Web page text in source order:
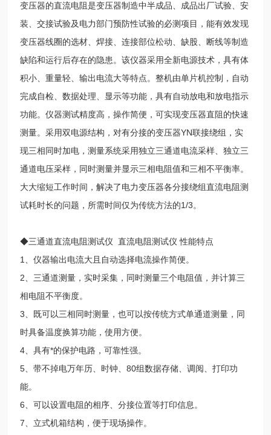
变压器的直流电阻是变压器制造中半成品、成品出厂试验、安
装、交接试验及电力部门预防性试验的必测项目，能有效发现
变压器线圈的选材、焊接、连接部位松动、缺股、断线等制造
缺陷和运行后存在的隐患。该仪器采用全新电源技术，具有体
积小、重量轻、输出电流大等特点。整机由单片机控制，自动
完成自检、数据处理、显示等功能，具有自动放电和放电指示
功能。仪器测试精度高，操作简便，可实现变压器直阻的快速
测量。采用双电源结构，对有分接的变压器YN联接绕组，实
现三相同时加电，测量系统采用独立三通道电流采样、独立三
通道电压采样，同时测量并显示三相电阻值和三相不平衡率。
大大缩短工作时间，解决了电力变压器各分接绕组直流电阻测
试耗时长的问题，所需时间仅为传统方法的1/3。
◆三通道直流电阻测试仪 直流电阻测试仪 性能特点
1、仪器输出电流大且自动选择电流操作简便。
2、三通道测量，实时采集，同时测量三个电阻值，并计算三
相电阻不平衡度。
3、既可以三相同时测量，也可以按传统方式单通道测量，同
时具备温度换算功能，使用方便。
4、具有*的保护电路，可靠性强。
5、带不掉电万年历、时钟、80组数据存储、调阅、打印功
能。
6、可以设置电阻的相序、分接位置等打印信息。
7、立式机箱结构，便于现场操作。